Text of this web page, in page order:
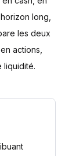
long,
les deux
actions,
liquidité.